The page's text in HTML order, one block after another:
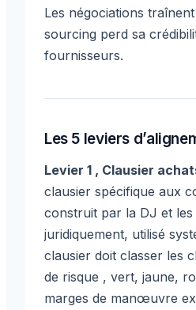
Les négociations traînent
sourcing perd sa
fournisseurs.
Les 5 leviers
Levier 1 , Clausier
clausier spécifique aux
construit par la DJ et les
juridiquement, utilisé
clausier doit classer les
de risque , vert, jaune,
marges de manœuvre